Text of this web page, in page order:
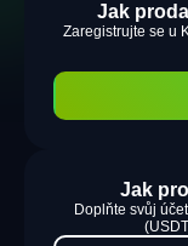
Jak
Zaregistrujte se u
Jak
Doplňte svůj